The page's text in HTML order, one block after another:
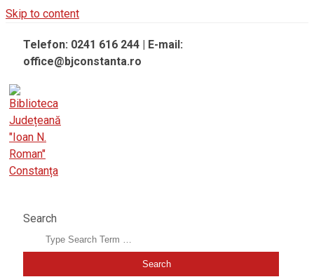
Skip to content
Telefon: 0241 616 244 | E-mail:
office@bjconstanta.ro
Search